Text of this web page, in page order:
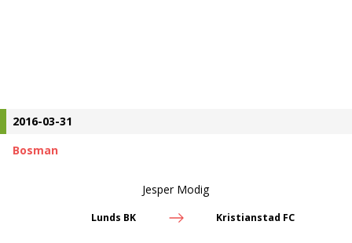
2016-03-31
Bosman
Jesper Modig
Lunds BK Kristianstad FC